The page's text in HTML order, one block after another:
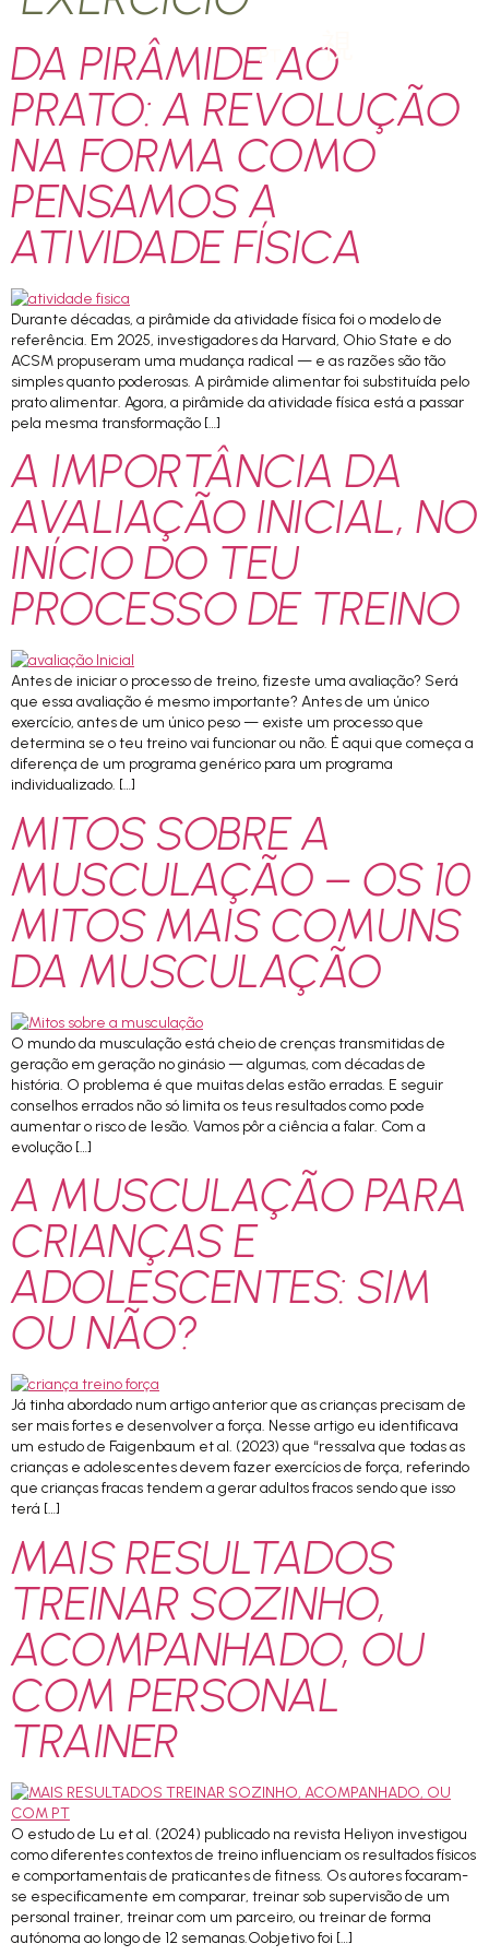
PT
DA PIRÂMIDE AO
PRATO: A REVOLUÇÃO
NA FORMA COMO
PENSAMOS A
ATIVIDADE FÍSICA
Durante décadas, a pirâmide da atividade física foi o modelo de
referência. Em 2025, investigadores da Harvard, Ohio State e do
ACSM propuseram uma mudança radical — e as razões são tão
simples quanto poderosas. A pirâmide alimentar foi substituída pelo
prato alimentar. Agora, a pirâmide da atividade física está a passar
pela mesma transformação […]
A IMPORTÂNCIA DA
AVALIAÇÃO INICIAL, NO
INÍCIO DO TEU
PROCESSO DE TREINO
Antes de iniciar o processo de treino, fizeste uma avaliação? Será
que essa avaliação é mesmo importante? Antes de um único
exercício, antes de um único peso — existe um processo que
determina se o teu treino vai funcionar ou não. É aqui que começa a
diferença de um programa genérico para um programa
individualizado. […]
MITOS SOBRE A
MUSCULAÇÃO – OS 10
MITOS MAIS COMUNS
DA MUSCULAÇÃO
O mundo da musculação está cheio de crenças transmitidas de
geração em geração no ginásio — algumas, com décadas de
história. O problema é que muitas delas estão erradas. E seguir
conselhos errados não só limita os teus resultados como pode
aumentar o risco de lesão. Vamos pôr a ciência a falar. Com a
evolução […]
A MUSCULAÇÃO PARA
CRIANÇAS E
ADOLESCENTES: SIM
OU NÃO?
Já tinha abordado num artigo anterior que as crianças precisam de
ser mais fortes e desenvolver a força. Nesse artigo eu identificava
um estudo de Faigenbaum et al. (2023) que “ressalva que todas as
crianças e adolescentes devem fazer exercícios de força, referindo
que crianças fracas tendem a gerar adultos fracos sendo que isso
terá […]
MAIS RESULTADOS
TREINAR SOZINHO,
ACOMPANHADO, OU
COM PERSONAL
TRAINER
O estudo de Lu et al. (2024) publicado na revista Heliyon investigou
como diferentes contextos de treino influenciam os resultados físicos
e comportamentais de praticantes de fitness. Os autores focaram-
se especificamente em comparar, treinar sob supervisão de um
personal trainer, treinar com um parceiro, ou treinar de forma
autónoma ao longo de 12 semanas.Oobjetivo foi […]